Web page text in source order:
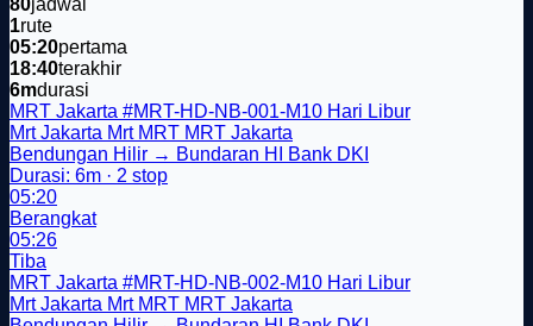
80jadwal
1rute
05:20pertama
18:40terakhir
6mdurasi
MRT Jakarta #MRT-HD-NB-001-M10 Hari Libur
Mrt Jakarta Mrt MRT MRT Jakarta
Bendungan Hilir → Bundaran HI Bank DKI
Durasi: 6m · 2 stop
05:20
Berangkat
05:26
Tiba
MRT Jakarta #MRT-HD-NB-002-M10 Hari Libur
Mrt Jakarta Mrt MRT MRT Jakarta